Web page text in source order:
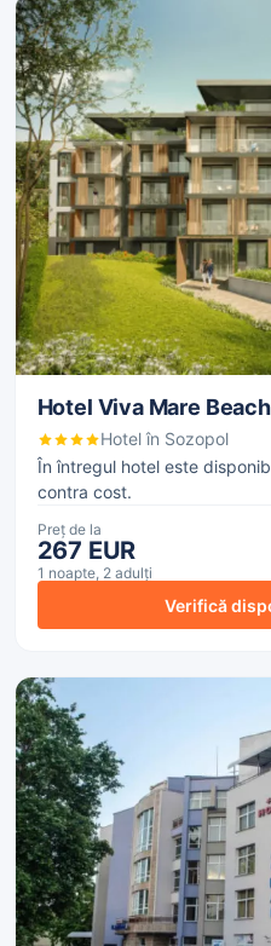
Hotel Viva Mare Beach
Hotel în Sozopol
În întregul hotel este
contra cost.
Preț de la
267 EUR
1 noapte, 2 adulți
Verifică